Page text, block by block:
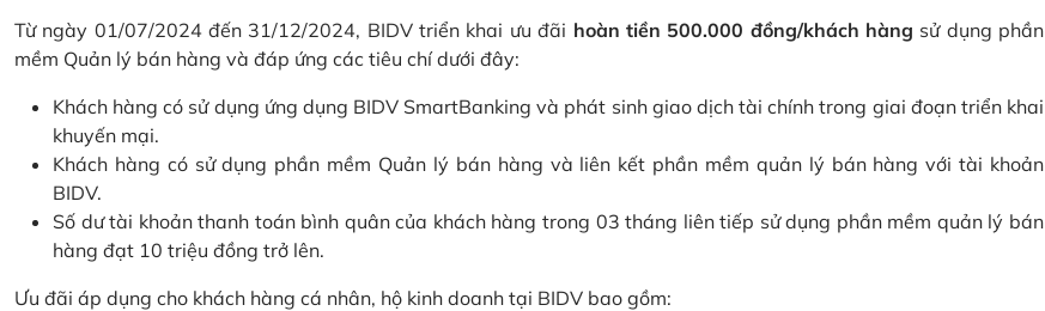
Từ ngày 01/07/2024 đến 31/12/2024, BIDV triển khai ưu đãi hoàn tiền 500.000 đồng/khách hàng sử dụng phần
mềm Quản lý bán hàng và đáp ứng các tiêu chí dưới đây:
Khách hàng có sử dụng ứng dụng BIDV SmartBanking và phát sinh giao dịch tài chính trong giai đoạn triển khai
khuyến mại.
Khách hàng có sử dụng phần mềm Quản lý bán hàng và liên kết phần mềm quản lý bán hàng với tài khoản
BIDV.
Số dư tài khoản thanh toán bình quân của khách hàng trong 03 tháng liên tiếp sử dụng phần mềm quản lý bán
hàng đạt 10 triệu đồng trở lên.
Ưu đãi áp dụng cho khách hàng cá nhân, hộ kinh doanh tại BIDV bao gồm: